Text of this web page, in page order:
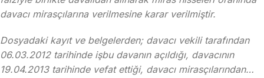
davacı mirasçılarına verilmesine karar verilmiştir.
Dosyadaki kayıt ve belgelerden; davacı vekili tarafından
06.03.2012 tarihinde işbu davanın açıldığı, davacının
19.04.2013 tarihinde vefat ettiği, davacı mirasçılarından…